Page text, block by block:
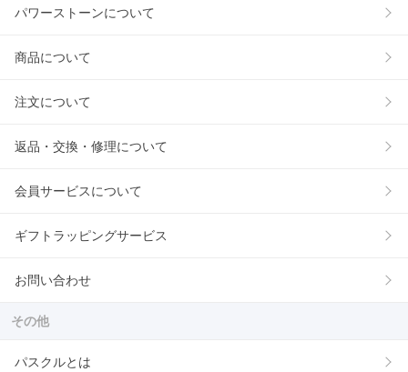
パワーストーンについて
商品について
注文について
返品・交換・修理について
会員サービスについて
ギフトラッピングサービス
お問い合わせ
その他
パスクルとは